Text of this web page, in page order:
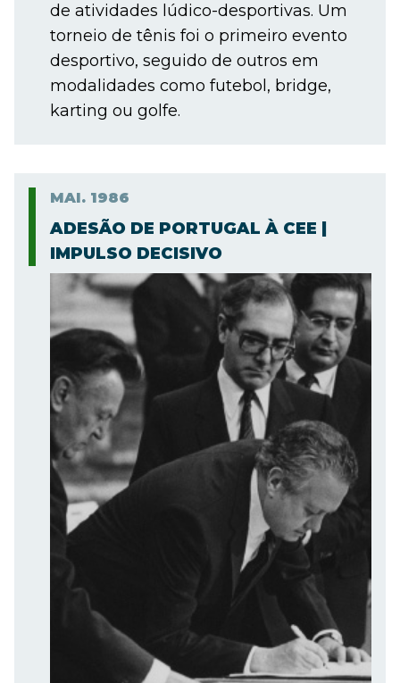
de atividades lúdico-desportivas. Um
torneio de tênis foi o primeiro evento
desportivo, seguido de outros em
modalidades como futebol, bridge,
karting ou golfe.
MAI. 1986
ADESÃO DE PORTUGAL À CEE |
IMPULSO DECISIVO